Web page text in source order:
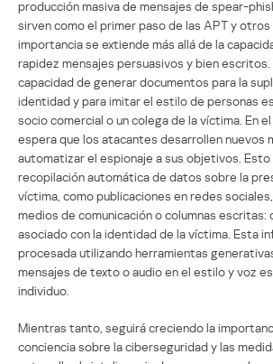
producción masiva de mensajes de spear-
sirven como el primer paso de las APT y
importancia se extiende más allá de la
rapidez mensajes persuasivos y bien escritos.
capacidad de generar documentos para la
identidad y para imitar el estilo de personas
socio comercial o un colega de la víctima. En
espera que los atacantes desarrollen nuevos
automatizar el espionaje a sus objetivos. Esto
recopilación automática de datos sobre la
víctima, como publicaciones en redes
medios de comunicación o columnas escritas:
asociado con la identidad de la víctima. Esta
procesada utilizando herramientas
mensajes de texto o audio en el estilo y voz
individuo.
Mientras tanto, seguirá creciendo la
conciencia sobre la ciberseguridad y las